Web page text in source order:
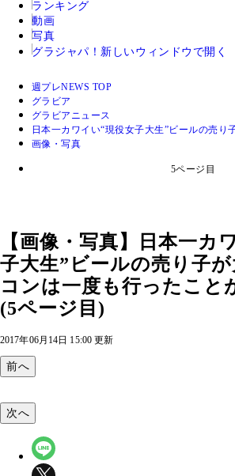
ランキング
動画
写真
グラジャパ！ 新しいウィンドウで開く
週プレNEWS TOP
グラビア
グラビアニュース
日本一カワイい“現役女子大生”ビールの売
画像・写真
5ページ目
【画像・写真】日本一カ
子大生”ビールの売り子
コンは一度も行ったこと
(5ページ目)
2017年06月14日 15:00 更新
前へ
次へ